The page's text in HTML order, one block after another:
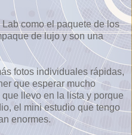
como el paquete de los
de lujo y son una
fotos individuales rápidas,
que esperar mucho
llevo en la lista y porque
el mini estudio que tengo
enormes.